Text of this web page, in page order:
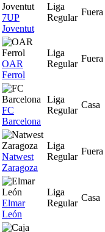
7UP
Joventut
Liga
Regular
Fuera
OAR
Ferrol
Liga
Regular
Fuera
FC
Barcelona
Liga
Regular
Casa
Natwest
Zaragoza
Liga
Regular
Fuera
Elmar
León
Liga
Regular
Casa